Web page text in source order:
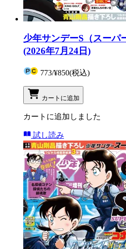
少年サンデーS（スーパ
(2026年7月24日)
773/¥850(税込)
カートに追加
カートに追加しました
試し読み